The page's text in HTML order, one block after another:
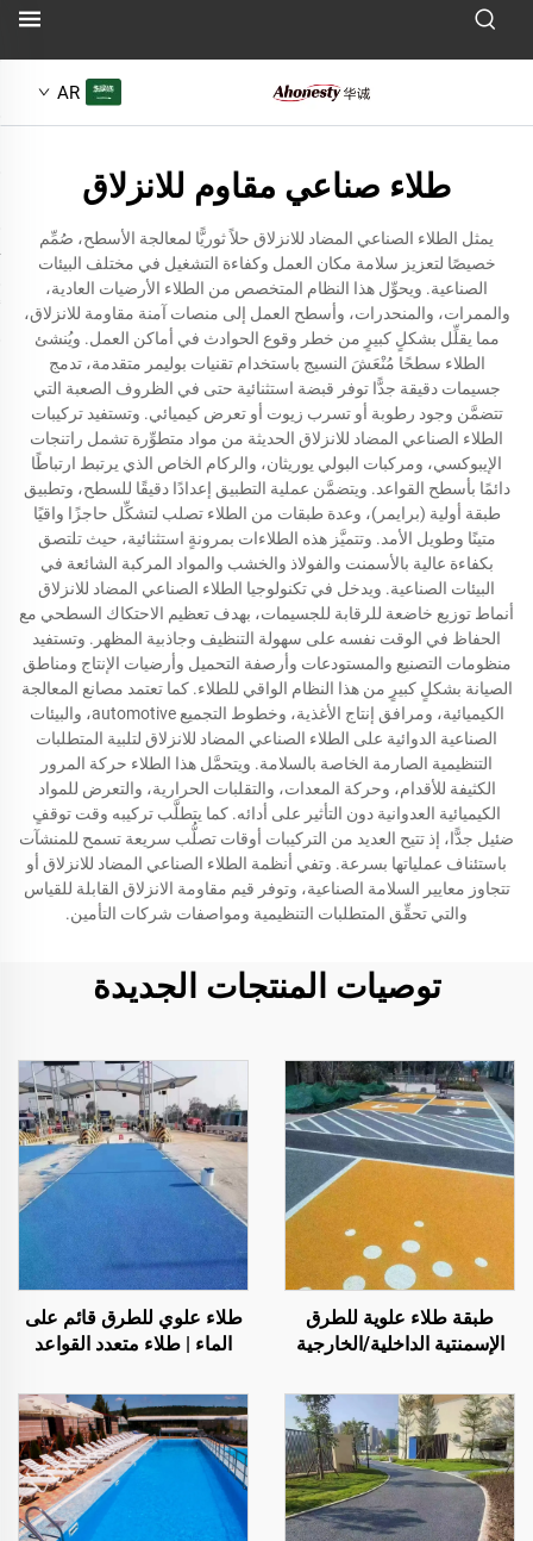
AR
طلاء صناعي مقاوم للانزلاق
يمثل الطلاء الصناعي المضاد للانزلاق حلاً ثوريًّا لمعالجة الأسطح، صُمِّم
خصيصًا لتعزيز سلامة مكان العمل وكفاءة التشغيل في مختلف البيئات
الصناعية. ويحوِّل هذا النظام المتخصص من الطلاء الأرضيات العادية،
والممرات، والمنحدرات، وأسطح العمل إلى منصات آمنة مقاومة للانزلاق،
مما يقلِّل بشكلٍ كبيرٍ من خطر وقوع الحوادث في أماكن العمل. ويُنشئ
الطلاء سطحًا مُنْعَشَ النسيج باستخدام تقنيات بوليمر متقدمة، تدمج
جسيمات دقيقة جدًّا توفر قبضة استثنائية حتى في الظروف الصعبة التي
تتضمَّن وجود رطوبة أو تسرب زيوت أو تعرض كيميائي. وتستفيد تركيبات
الطلاء الصناعي المضاد للانزلاق الحديثة من مواد متطوِّرة تشمل راتنجات
الإيبوكسي، ومركبات البولي يوريثان، والركام الخاص الذي يرتبط ارتباطًا
دائمًا بأسطح القواعد. ويتضمَّن عملية التطبيق إعدادًا دقيقًا للسطح، وتطبيق
طبقة أولية (برايمر)، وعدة طبقات من الطلاء تصلب لتشكِّل حاجزًا واقيًا
متينًا وطويل الأمد. وتتميَّز هذه الطلاءات بمرونةٍ استثنائية، حيث تلتصق
بكفاءة عالية بالأسمنت والفولاذ والخشب والمواد المركبة الشائعة في
البيئات الصناعية. ويدخل في تكنولوجيا الطلاء الصناعي المضاد للانزلاق
أنماط توزيع خاضعة للرقابة للجسيمات، بهدف تعظيم الاحتكاك السطحي مع
الحفاظ في الوقت نفسه على سهولة التنظيف وجاذبية المظهر. وتستفيد
منظومات التصنيع والمستودعات وأرصفة التحميل وأرضيات الإنتاج ومناطق
الصيانة بشكلٍ كبيرٍ من هذا النظام الواقي للطلاء. كما تعتمد مصانع المعالجة
الكيميائية، ومرافق إنتاج الأغذية، وخطوط التجميع automotive، والبيئات
الصناعية الدوائية على الطلاء الصناعي المضاد للانزلاق لتلبية المتطلبات
التنظيمية الصارمة الخاصة بالسلامة. ويتحمَّل هذا الطلاء حركة المرور
الكثيفة للأقدام، وحركة المعدات، والتقلبات الحرارية، والتعرض للمواد
الكيميائية العدوانية دون التأثير على أدائه. كما يتطلَّب تركيبه وقت توقفٍ
ضئيل جدًّا، إذ تتيح العديد من التركيبات أوقات تصلُّب سريعة تسمح للمنشآت
باستئناف عملياتها بسرعة. وتفي أنظمة الطلاء الصناعي المضاد للانزلاق أو
تتجاوز معايير السلامة الصناعية، وتوفر قيم مقاومة الانزلاق القابلة للقياس
والتي تحقِّق المتطلبات التنظيمية ومواصفات شركات التأمين.
توصيات المنتجات الجديدة
طبقة طلاء علوية للطرق
الإسمنتية الداخلية/الخارجية
ST400)، والطرق الأسفلتية،
والعزل المائي للأسفلت،
وإعادة تجديد البولي يوريثان
السيليكوني، وخلائط PMA،
وحبيبات EPDM، والركائز
الإيبوكسية القابلة للذوبان في
طلاء علوي للطرق قائم على
الماء | طلاء متعدد القواعد
والخارجية